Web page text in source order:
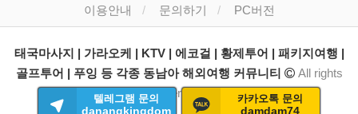
텔레그램 문의
danangkingdom
카카오톡 문의
damdam74
이용안내 문의하기 PC버전
태국마사지 | 가라오케 | KTV | 에코걸 | 황제투어 | 패키지여행 |
골프투어 | 푸잉 등 각종 동남아 해외여행 커뮤니티
All rights
reserved.